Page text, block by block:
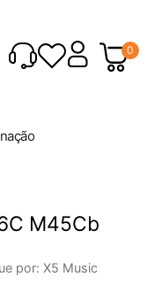
0
M45Cb
por: X5 Music